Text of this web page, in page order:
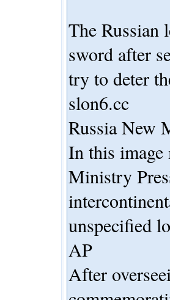
The Russian
sword after
try to deter
slon6.cc
Russia New
In this image
Ministry
unspecified
AP
After